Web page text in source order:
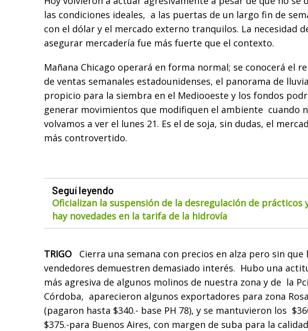
las condiciones ideales, a las puertas de un largo fin de
con el dólar y el mercado externo tranquilos. La necesidad
asegurar mercadería fue más fuerte que el contexto.
Mañana Chicago operará en forma normal; se conocerá el
de ventas semanales estadounidenses, el panorama de
propicio para la siembra en el Mediooeste y los fondos
generar movimientos que modifiquen el ambiente cuando
volvamos a ver el lunes 21. Es el de soja, sin dudas, el
más controvertido.
Seguí leyendo
Oficializan la suspensión de la desregulación de prácticos
hay novedades en la tarifa de la hidrovía
TRIGO Cierra una semana con precios en alza pero sin que
vendedores demuestren demasiado interés. Hubo una
más agresiva de algunos molinos de nuestra zona y de la
Córdoba, aparecieron algunos exportadores para zona
(pagaron hasta $340.- base PH 78), y se mantuvieron los
$375.-para Buenos Aires, con margen de suba para la calidad